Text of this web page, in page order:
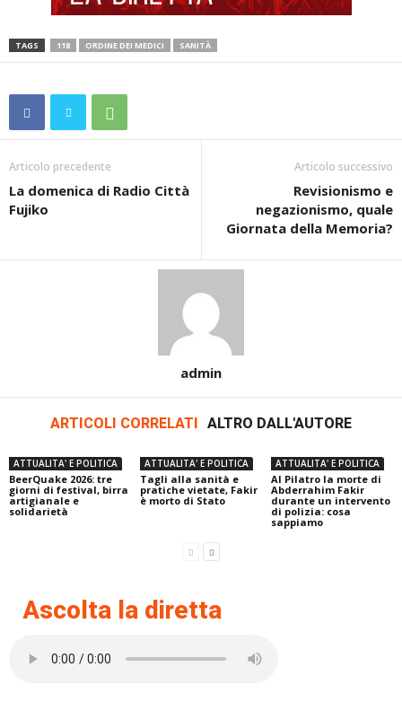
TAGS 118 ORDINE DEI MEDICI SANITÀ
Articolo precedente
La domenica di Radio Città
Fujiko
Articolo successivo
Revisionismo e
negazionismo, quale
Giornata della Memoria?
admin
ARTICOLI CORRELATI ALTRO DALL'AUTORE
ATTUALITA' E POLITICA
BeerQuake 2026: tre
giorni di festival, birra
artigianale e
solidarietà
ATTUALITA' E POLITICA
Tagli alla sanità e
pratiche vietate, Fakir
è morto di Stato
ATTUALITA' E POLITICA
Al Pilatro la morte di
Abderrahim Fakir
durante un intervento
di polizia: cosa
sappiamo
Ascolta la diretta